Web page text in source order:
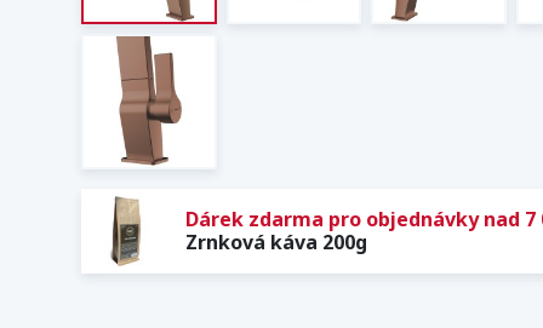
Dárek zdarma pro objednávky nad 7
Zrnková káva 200g